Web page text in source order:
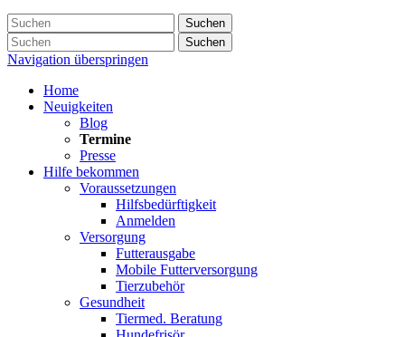
Suchen
Suchen
Navigation überspringen
Home
Neuigkeiten
Blog
Termine
Presse
Hilfe bekommen
Voraussetzungen
Hilfsbedürftigkeit
Anmelden
Versorgung
Futterausgabe
Mobile Futterversorgung
Tierzubehör
Gesundheit
Tiermed. Beratung